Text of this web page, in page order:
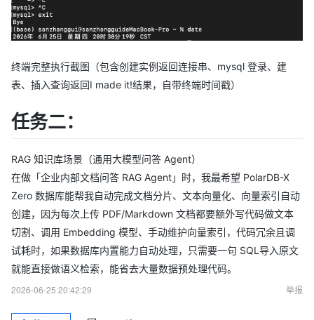
终端完整执行截图（包含创建实例返回连接串、mysql 登录、建
表、插入查询返回I made it!结果，自带终端时间戳）
任务二：
RAG 知识库场景（通用大模型问答 Agent）
在做「企业内部文档问答 RAG Agent」时，我最希望 PolarDB-X
Zero 数据库能帮我自动完成文档分片、文本向量化、向量索引自动
创建，因为每次上传 PDF/Markdown 文档都要额外写代码做文本
切割、调用 Embedding 模型、手动维护向量索引，代码冗余且调
试耗时，如果数据库内置能力自动处理，只需要一句 SQL导入原文
就能直接做语义检索，能省去大量数据预处理代码。
2026-06-25 20:42:29
举报